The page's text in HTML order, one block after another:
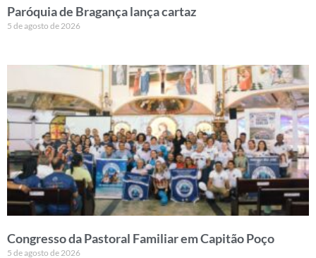
Paróquia de Bragança lança cartaz
5 de agosto de 2026
Congresso da Pastoral Familiar em Capitão Poço
5 de agosto de 2026